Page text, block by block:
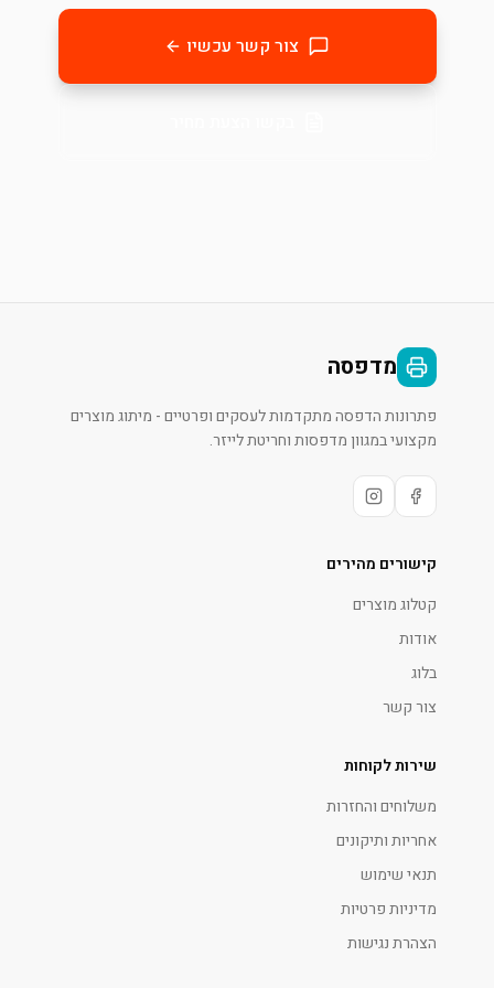
צור קשר עכשיו
מדפסה
פתרונות הדפסה מתקדמות לעסקים ופרטיים - מיתוג מוצרים
מקצועי במגוון מדפסות וחריטת לייזר.
קישורים מהירים
קטלוג מוצרים
אודות
בלוג
צור קשר
שירות לקוחות
משלוחים והחזרות
אחריות ותיקונים
תנאי שימוש
מדיניות פרטיות
הצהרת נגישות